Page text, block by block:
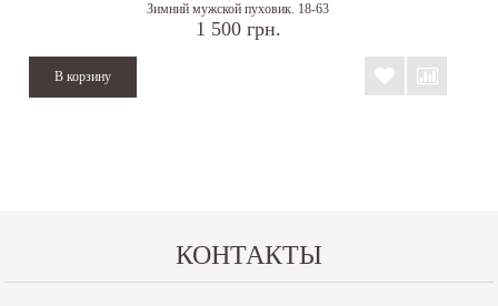
Зимний мужской пуховик. 18-63
1 500 грн.
КОНТАКТЫ